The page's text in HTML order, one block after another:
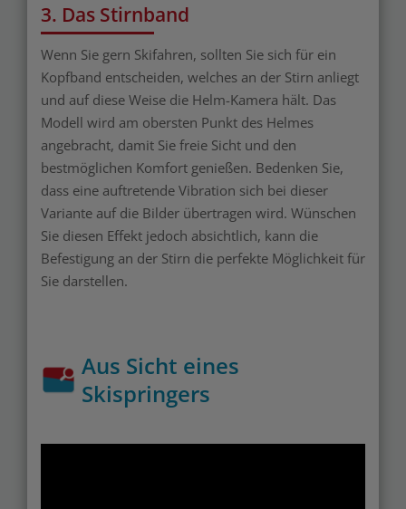
3. Das Stirnband
Wenn Sie gern Skifahren, sollten Sie sich für ein
Kopfband entscheiden, welches an der Stirn anliegt
und auf diese Weise die Helm-Kamera hält. Das
Modell wird am obersten Punkt des Helmes
angebracht, damit Sie freie Sicht und den
bestmöglichen Komfort genießen. Bedenken Sie,
dass eine auftretende Vibration sich bei dieser
Variante auf die Bilder übertragen wird. Wünschen
Sie diesen Effekt jedoch absichtlich, kann die
Befestigung an der Stirn die perfekte Möglichkeit für
Sie darstellen.
Aus Sicht eines
Skispringers